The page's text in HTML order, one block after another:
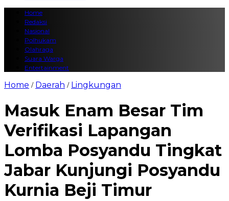
Home
Redaksi
Nasional
Polhukam
Olahraga
Suara Warga
Entertainment
Home / Daerah / Lingkungan
Masuk Enam Besar Tim
Verifikasi Lapangan
Lomba Posyandu Tingkat
Jabar Kunjungi Posyandu
Kurnia Beji Timur